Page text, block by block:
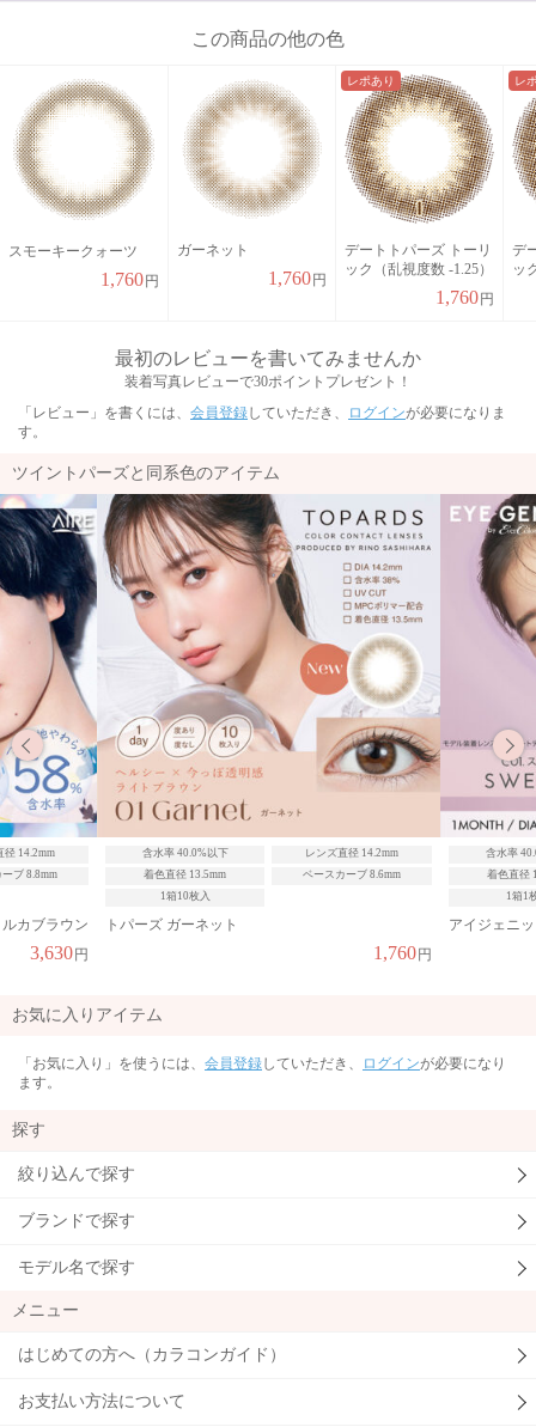
この商品の他の色
スモーキークォーツ
1,760 円
ガーネット
1,760 円
レポあり
デートトパーズ トーリ
ック（乱視度数 -1.25）
1,760 円
レ
デ
ッ
最初のレビューを書いてみませんか
装着写真レビューで30ポイントプレゼント！
「レビュー」を書くには、 会員登録していただき、 ログインが必要になりま
す。
ツイントパーズと同系色のアイテム
径 14.2mm
ブ 8.8mm
カブラウン
3,630 円
含水率 40.0%以下
レンズ直径 14.2mm
着色直径 13.5mm
ベースカーブ 8.6mm
1箱10枚入
トパーズ ガーネット
1,760 円
含水率
着色直径
1箱1
アイジェニ
お気に入りアイテム
「お気に入り」を使うには、 会員登録していただき、 ログインが必要になり
ます。
探す
絞り込んで探す
ブランドで探す
モデル名で探す
メニュー
はじめての方へ（カラコンガイド）
お支払い方法について